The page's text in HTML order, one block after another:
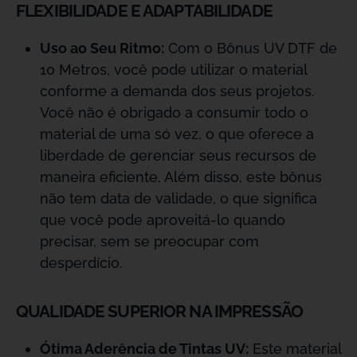
FLEXIBILIDADE E ADAPTABILIDADE
Uso ao Seu Ritmo: Com o Bônus UV DTF de
10 Metros, você pode utilizar o material
conforme a demanda dos seus projetos.
Você não é obrigado a consumir todo o
material de uma só vez, o que oferece a
liberdade de gerenciar seus recursos de
maneira eficiente. Além disso, este bônus
não tem data de validade, o que significa
que você pode aproveitá-lo quando
precisar, sem se preocupar com
desperdício.
QUALIDADE SUPERIOR NA IMPRESSÃO
Ótima Aderência de Tintas UV: Este material